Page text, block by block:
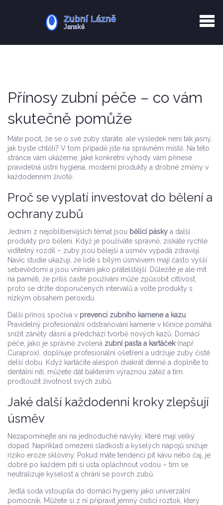
Zotavení po extrakci
Přínosy zubní péče – co vám
skutečně pomůže
Máte pocit, že se o své zuby staráte, ale výsledek není tak jasný,
jak byste chtěli? V tom případě jste na správném místě. Na této
stránce vám ukážeme, jaké konkrétní výhody vám přinese
pravidelná ústní hygiena, moderní produkty a drobné změny v
každodenním životě.
Proč se vyplatí investovat do bělení a
ochrany zubů
Jedním z nejoblíbenějších témat jsou bělicí pásky a další
produkty pro bělení. Když je používáte správně, získáte rychle
viditelný rozdíl – zuby jsou bělejší a úsměv vypadá zdravěji.
Navíc studie ukazují, že lidé s bílým úsměvem mají často vyšší
sebevědomí a jsou vnímáni jako přátelštější. Důležité je ale mít
na paměti, že příliš časté používání může způsobit citlivost,
proto se držte doporučených intervalů a volte produkty s
nízkým obsahem peroxidu.
Další přínos spočívá v prevenci zubního kamene a kazu
Pravidelný profesionální odstraňování kamene v klinice pomáhá
snížit záněty dásní a předchází tvorbě nových kazů. Domácí
péče, jako je správně zvolená zubní pasta a kartáček(např.
Curaprox), doplňuje profesionální ošetření a udržuje zuby čisté
delší dobu. Když kartáčíte alespoň dvakrát denně a doplníte to
dentální nití, můžete dát bakteriím výraznou zátěž a tím
prodloužit životnost svých zubů.
Jaké další každodenní kroky zlepšují
úsměv
Nezapomínejte ani na jednoduché návyky, které mají velký
dopad. Například omezení sladkostí a kyselých nápojů snižuje
riziko eroze skloviny. Pokud máte tendenci pít kávu nebo čaj, je
dobré po každém pití si ústa opláchnout vodou – tím se
neutralizuje kyselost a chrání se povrch zubů.
Jedlá soda vstoupila do domácí hygieny jako univerzální
pomocník. Můžete si z ní připravit jemný čisticí roztok, který